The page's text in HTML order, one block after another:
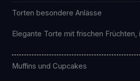
Torten besondere Anlässe
Elegante Torte mit frischen Früchten,
Muffins und Cupcakes